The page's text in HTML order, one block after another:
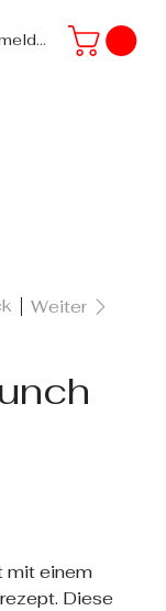
Weiter
mit einem
Diese